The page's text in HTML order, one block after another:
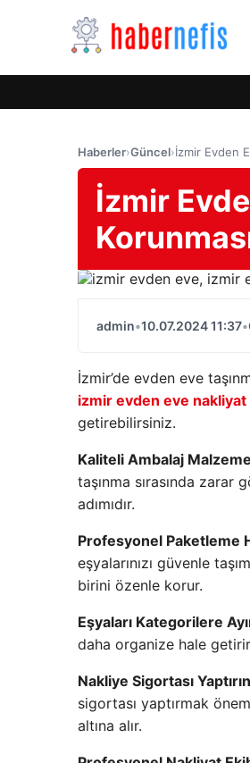
Haberler›Güncel›İzmir Evden
İzmir
admin•10.07.2024 11:37•
İzmir’de evden eve
izmir evden eve nakliyat
getirebilirsiniz.
Kaliteli Ambalaj
taşınma sırasında zarar
adımıdır.
Profesyonel Paketleme
eşyalarınızı güvenle
birini özenle korur.
Eşyaları Kategorilere
daha organize hale
Nakliye Sigortası
sigortası yaptırmak
altına alır.